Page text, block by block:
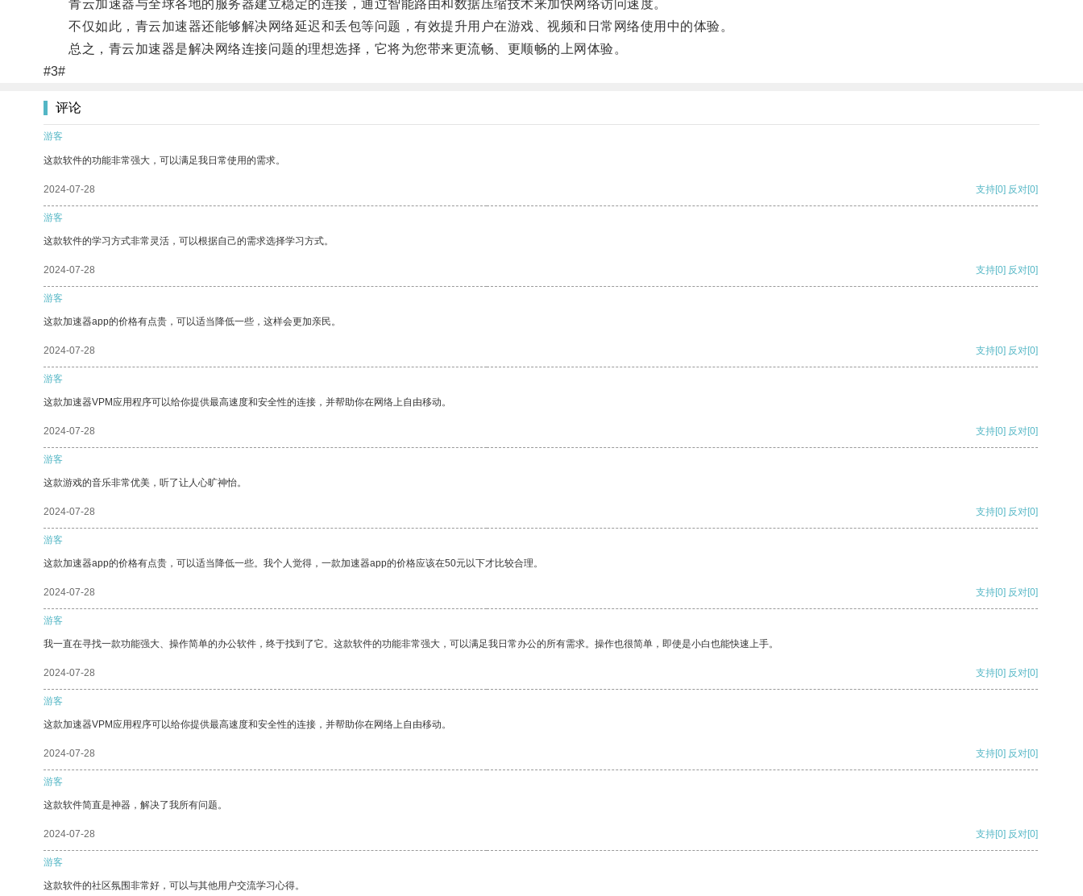
青云加速器与全球各地的服务器建立稳定的连接，通过智能路由和数据压缩技术来加快网络访问速度。
不仅如此，青云加速器还能够解决网络延迟和丢包等问题，有效提升用户在游戏、视频和日常网络使用中的体验。
总之，青云加速器是解决网络连接问题的理想选择，它将为您带来更流畅、更顺畅的上网体验。
#3#
评论
游客
这款软件的功能非常强大，可以满足我日常使用的需求。
2024-07-28 支持[0] 反对[0]
游客
这款软件的学习方式非常灵活，可以根据自己的需求选择学习方式。
2024-07-28 支持[0] 反对[0]
游客
这款加速器app的价格有点贵，可以适当降低一些，这样会更加亲民。
2024-07-28 支持[0] 反对[0]
游客
这款加速器VPM应用程序可以给你提供最高速度和安全性的连接，并帮助你在网络上自由移动。
2024-07-28 支持[0] 反对[0]
游客
这款游戏的音乐非常优美，听了让人心旷神怡。
2024-07-28 支持[0] 反对[0]
游客
这款加速器app的价格有点贵，可以适当降低一些。我个人觉得，一款加速器app的价格应该在50元以下才比较合理。
2024-07-28 支持[0] 反对[0]
游客
我一直在寻找一款功能强大、操作简单的办公软件，终于找到了它。这款软件的功能非常强大，可以满足我日常办公的所有需求。操作也很简单，即使是小白也能快速上手。
2024-07-28 支持[0] 反对[0]
游客
这款加速器VPM应用程序可以给你提供最高速度和安全性的连接，并帮助你在网络上自由移动。
2024-07-28 支持[0] 反对[0]
游客
这款软件简直是神器，解决了我所有问题。
2024-07-28 支持[0] 反对[0]
游客
这款软件的社区氛围非常好，可以与其他用户交流学习心得。